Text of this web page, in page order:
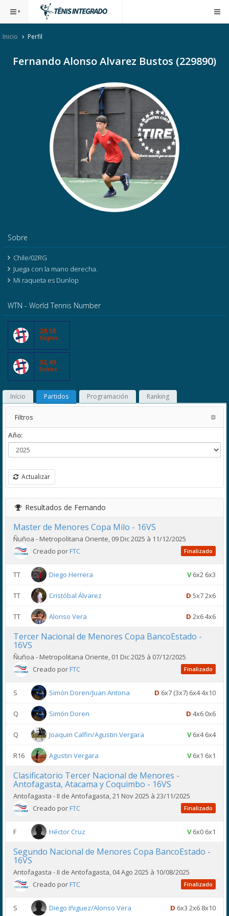
Inicio Perfil
Fernando Alonso Alvarez Bustos (229890)
Sobre
Chile/02RG
Juega con la mano derecha.
Mi raqueta es Dunlop
WTN - World Tennis Number
29,56
Singles
32,49
Dobles
Início Partidos Programación Ranking
Filtros
Año:
Actualizar
Resultados de Fernando
Master de Menores Copa Milo - 16VS
Ñuñoa - Metropolitana Oriente, 09 Dic 2025 à 11/12/2025
Creado porFTC Finalizado
TT Diego Herrera V6x2 6x3
TT Cristóbal Álvarez D 5x7 2x6
TT Alonso Vera D 2x6 4x6
Tercer Nacional de Menores Copa BancoEstado -
16VS
Ñuñoa - Metropolitana Oriente, 01 Dic 2025 à 07/12/2025
Creado porFTC Finalizado
S Simón Doren/Juan Antona D 6x7 (3x7) 6x4 4x10
Q Simón Doren D 4x6 0x6
Q Joaquin Calfin/Agustin Vergara V6x4 6x4
R16 Agustin Vergara V6x1 6x1
Clasificatorio Tercer Nacional de Menores -
Antofagasta, Atacama y Coquimbo - 16VS
Antofagasta - II de Antofagasta, 21 Nov 2025 à 23/11/2025
Creado porFTC Finalizado
F Héctor Cruz V6x0 6x1
Segundo Nacional de Menores Copa BancoEstado -
16VS
Antofagasta - II de Antofagasta, 04 Ago 2025 à 10/08/2025
Creado porFTC Finalizado
S Diego Iñiguez/Alonso Vera D 6x3 2x6 8x10